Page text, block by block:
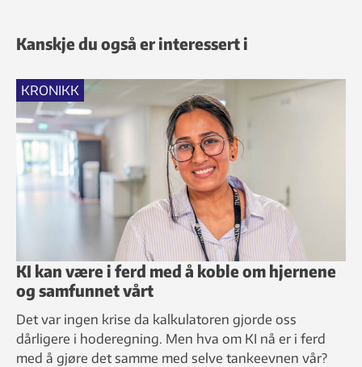
Kanskje du også er interessert i
KRONIKK
KI kan være i ferd med å koble om hjernene
og samfunnet vårt
Det var ingen krise da kalkulatoren gjorde oss
dårligere i hoderegning. Men hva om KI nå er i ferd
med å gjøre det samme med selve tankeevnen vår?